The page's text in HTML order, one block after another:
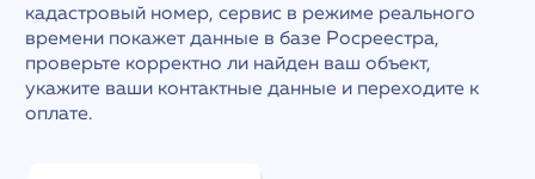
кадастровый номер, сервис в режиме реального
времени покажет данные в базе Росреестра,
проверьте корректно ли найден ваш объект,
укажите ваши контактные данные и переходите к
оплате.